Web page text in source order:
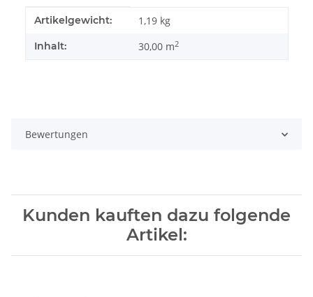
Produkteigenschaft
Wert
Artikelgewicht: 1,19 kg
Inhalt: 30,00 m2
Bewertungen
Kunden kauften dazu folgende
Artikel: